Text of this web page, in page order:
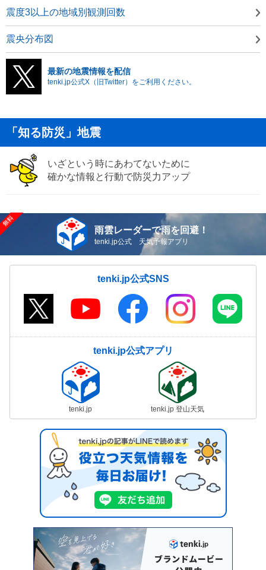
震度3以上の地域別観測回数
震央分布図
最新の地震情報を配信
tenki.jp公式X（旧Twitter）をご利用ください。
「知る防災」地震
いざという時にあわてないために
確かな情報と行動で防災力アップ
雨雲レーダーで雨を回避！
tenki.jp公式 天気予報アプリ
tenki.jp公式SNS
tenki.jp公式アプリ
tenki.jp tenki.jp 登山天気